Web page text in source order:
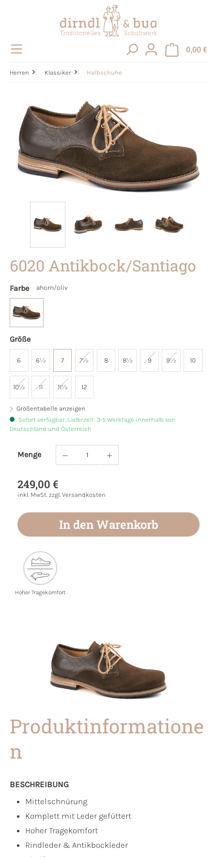
0,00 €
Herren Klassiker Halbschuhe
6020 Antikbock/Santiago
Farbe ahorn/oliv
Größe
6 6½ 7 7½ 8 8½ 9 9½ 10
10½ 11 11½ 12
Größentabelle anzeigen
Sofort verfügbar, Lieferzeit: 3-5 Werktage innerhalb von
Deutschland und Österreich
Menge
Produkt Anzahl: Gib den gewünschten
249,00 €
inkl. MwSt. zzgl. Versandkosten
In den Warenkorb
Hoher Tragekomfort
Produktinformatione
n
BESCHREIBUNG
Mittelschnürung
Komplett mit Leder gefüttert
Hoher Tragekomfort
Rindleder & Antikbockleder